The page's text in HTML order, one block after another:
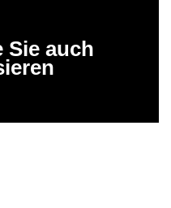
Sie auch